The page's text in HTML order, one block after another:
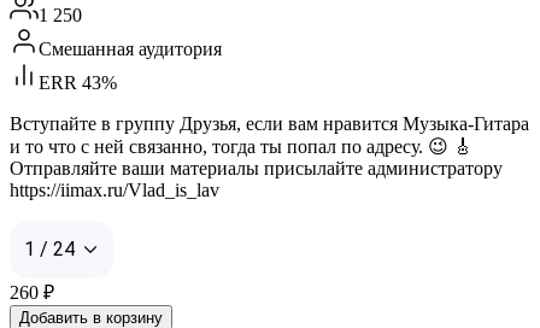
1 250
Смешанная аудитория
ERR 43%
Вступайте в группу Друзья, если вам нравится Музыка-Гитара
и то что с ней связанно, тогда ты попал по адресу. 😉 🎸
Отправляйте ваши материалы присылайте администратору
https://iimax.ru/Vlad_is_lav
1 / 24
260 ₽
Добавить в корзину